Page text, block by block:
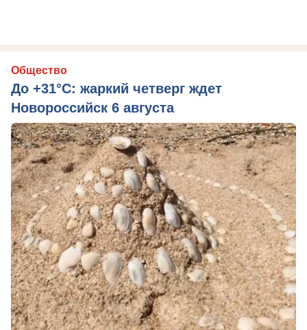
Общество
До +31°C: жаркий четверг ждет
Новороссийск 6 августа